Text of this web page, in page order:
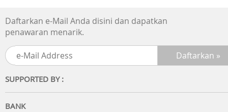
Yes
PQI (Picture Quality Index)
3200
HDR (High Dynamic Range)
HDR 10+
Certified(HDR10+ Adaptive)
AI Upscale
Daftarkan e-Mail Anda disini dan dapatkan
penawaran menarik.
SUPPORTED BY :
BANK